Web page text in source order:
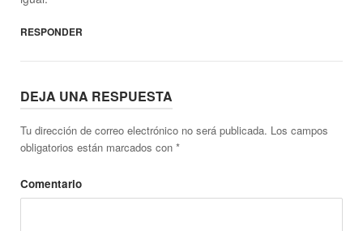
RESPONDER
DEJA UNA RESPUESTA
Tu dirección de correo electrónico no será publicada. Los campos
obligatorios están marcados con *
Comentario